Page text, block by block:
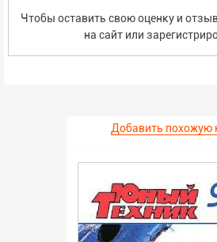
Чтобы оставить свою оценку и
на сайт или
Добавить похожую